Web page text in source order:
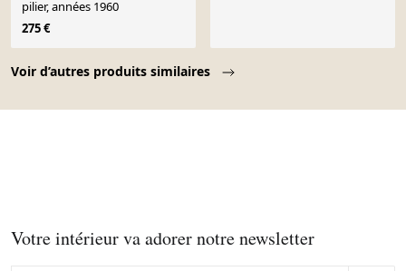
Voir d’autres produits similaires
pilier, années 1960
275 €
Votre intérieur va adorer notre newsletter